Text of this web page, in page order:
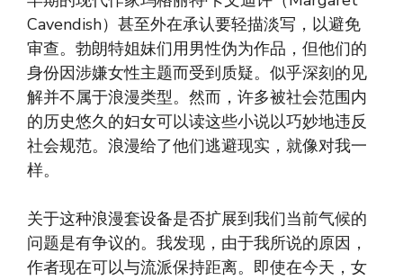
Cavendish）甚至外在承认要轻描淡写，以避免
审查。勃朗特姐妹们用男性伪为作品，但他们的
身份因涉嫌女性主题而受到质疑。似乎深刻的见
解并不属于浪漫类型。然而，许多被社会范围内
的历史悠久的妇女可以读这些小说以巧妙地违反
社会规范。浪漫给了他们逃避现实，就像对我一
样。
关于这种浪漫套设备是否扩展到我们当前气候的
问题是有争议的。我发现，由于我所说的原因，
作者现在可以与流派保持距离。即使在今天，女